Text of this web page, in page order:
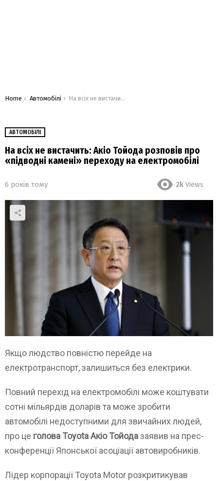
You are here:
Home Автомобілі На всіх не вистачить: Акіо Тойода розповів про «підводні камені» переходу на електромобілі
АВТОМОБІЛІ
На всіх не вистачить: Акіо Тойода розповів про
«підводні камені» переходу на електромобілі
6 років тому 2k Views
Якщо людство повністю перейде на
електротранспорт, залишиться без електрики.
Повний перехід на електромобілі може коштувати
сотні мільярдів доларів та може зробити
автомобілі недоступними для звичайних людей,
про це голова Toyota Акіо Тойодазаявив на прес-
конференції Японської асоціації автовиробників.
Лідер корпорації Toyota Motor розкритикував